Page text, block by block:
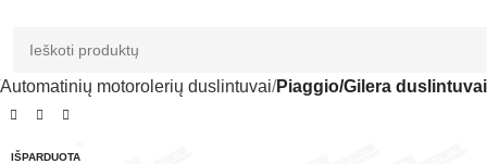
Automatinių motorolerių duslintuvai Piaggio/Gilera duslintuvai
IŠPARDUOTA